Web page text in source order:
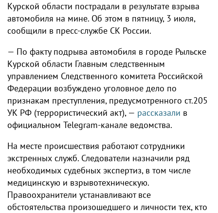
Курской области пострадали в результате взрыва
автомобиля на мине. Об этом в пятницу, 3 июля,
сообщили в пресс-службе СК России.
— По факту подрыва автомобиля в городе Рыльске
Курской области Главным следственным
управлением Следственного комитета Российской
Федерации возбуждено уголовное дело по
признакам преступления, предусмотренного ст.205
УК РФ (террористический акт), — рассказали в
официальном Telegram-канале ведомства.
На месте происшествия работают сотрудники
экстренных служб. Следователи назначили ряд
необходимых судебных экспертиз, в том числе
медицинскую и взрывотехническую.
Правоохранители устанавливают все
обстоятельства произошедшего и личности тех, кто